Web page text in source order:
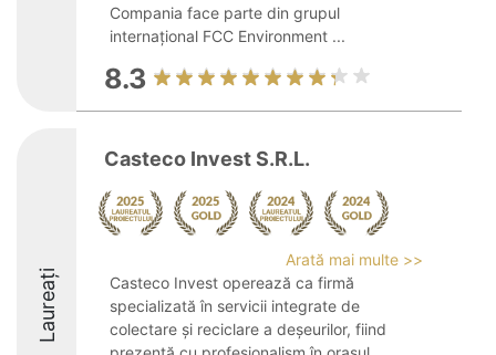
Compania face parte din grupul
internațional FCC Environment ...
8.3
Laureați
Casteco Invest S.R.L.
Arată mai multe >>
Casteco Invest operează ca firmă
specializată în servicii integrate de
colectare și reciclare a deșeurilor, fiind